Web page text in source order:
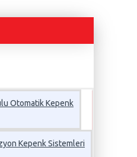
Otomatik Kepenk
Kepenk Sistemleri